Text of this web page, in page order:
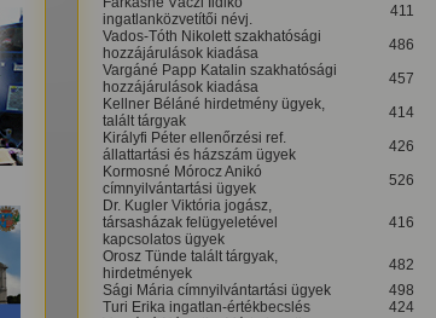
ingatlanközvetítői névj.
411
Vados-Tóth Nikolett szakhatósági
hozzájárulások kiadása
486
Vargáné Papp Katalin szakhatósági
hozzájárulások kiadása
457
Kellner Béláné hirdetmény ügyek,
talált tárgyak
414
Királyfi Péter ellenőrzési ref.
állattartási és házszám ügyek
426
Kormosné Mórocz Anikó
címnyilvántartási ügyek
526
Dr. Kugler Viktória jogász,
társasházak felügyeletével
kapcsolatos ügyek
416
Orosz Tünde talált tárgyak,
hirdetmények
482
Sági Mária címnyilvántartási ügyek
498
Turi Erika ingatlan-értékbecslés
424